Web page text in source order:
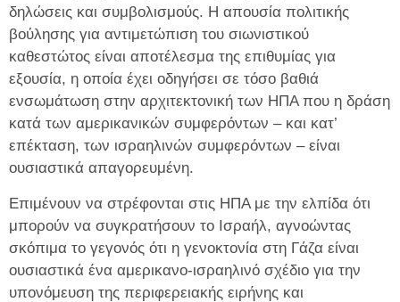
δηλώσεις και συμβολισμούς. Η απουσία πολιτικής
βούλησης για αντιμετώπιση του σιωνιστικού
καθεστώτος είναι αποτέλεσμα της επιθυμίας για
εξουσία, η οποία έχει οδηγήσει σε τόσο βαθιά
ενσωμάτωση στην αρχιτεκτονική των ΗΠΑ που η δράση
κατά των αμερικανικών συμφερόντων – και κατ’
επέκταση, των ισραηλινών συμφερόντων – είναι
ουσιαστικά απαγορευμένη.
Επιμένουν να στρέφονται στις ΗΠΑ με την ελπίδα ότι
μπορούν να συγκρατήσουν το Ισραήλ, αγνοώντας
σκόπιμα το γεγονός ότι η γενοκτονία στη Γάζα είναι
ουσιαστικά ένα αμερικανο-ισραηλινό σχέδιο για την
υπονόμευση της περιφερειακής ειρήνης και